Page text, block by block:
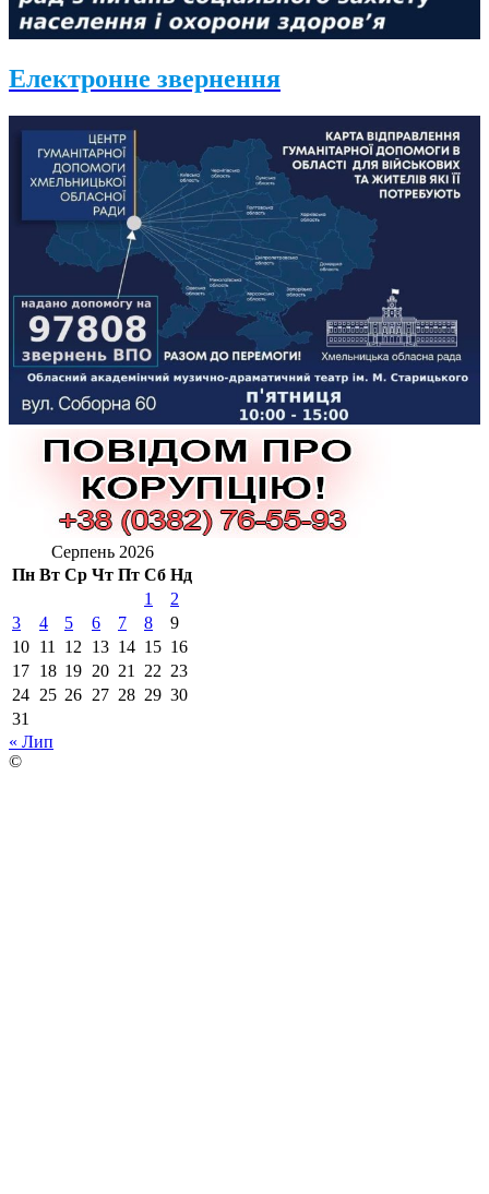
Електронне звернення
Серпень 2026
Пн Вт Ср Чт Пт Сб Нд
1
2
3
4 5 6 7 8
9
10 11 12 13 14 15 16
17 18 19 20 21 22 23
24 25 26 27 28 29 30
31
« Лип
©